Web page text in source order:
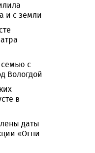
и с земли
с
Вологдой
в
даты
«Огни